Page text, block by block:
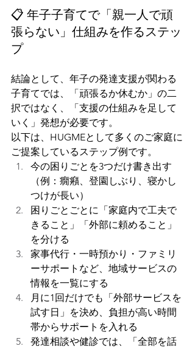
📋 年子子育てで「親一人で頑
張らない」仕組みを作るステッ
プ
結論として、年子の発達支援が関わる
子育てでは、「頑張るか休むか」の二
択ではなく、「支援の仕組みを足して
いく」発想が必要です。
以下は、HUGMEとして多くのご家庭に
ご提案しているステップ例です。
今の困りごとを3つだけ書き出す
（例：癇癪、登園しぶり、寝かし
つけが長い）
困りごとごとに「家庭内で工夫で
きること」「外部に頼めること」
を分ける
家事代行・一時預かり・ファミリ
ーサポートなど、地域サービスの
情報を一覧にする
月に1回だけでも「外部サービスを
試す日」を決め、負担が高い時間
帯からサポートを入れる
発達相談や健診では、「全部を話